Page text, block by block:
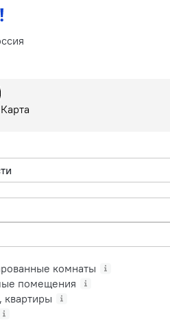
Карта
комнаты
помещения
квартиры